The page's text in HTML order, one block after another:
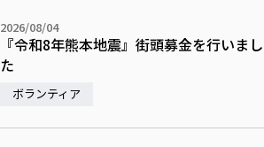
2026/08/04
『令和8年熊本地震』街頭募金を行いまし
た
ボランティア